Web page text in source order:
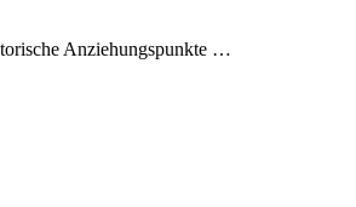
Anziehungspunkte …